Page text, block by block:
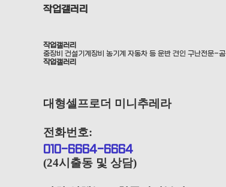
작업갤러리
작업갤러리
중장비 건설기계장비 농기계 자동차 등 운반 견인 구난전문-
작업갤러리
대형셀프로더 미니추레라
전화번호:
010-6664-6664
(24시출동 및 상담)